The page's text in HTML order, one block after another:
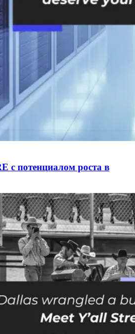
с потенциалом роста в